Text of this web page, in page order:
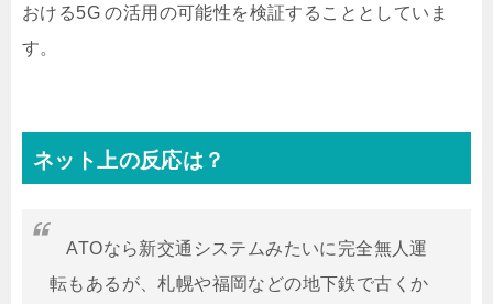
おける5G の活用の可能性を検証することとしていま
す。
ネット上の反応は？
ATOなら新交通システムみたいに完全無人運
転もあるが、札幌や福岡などの地下鉄で古くか